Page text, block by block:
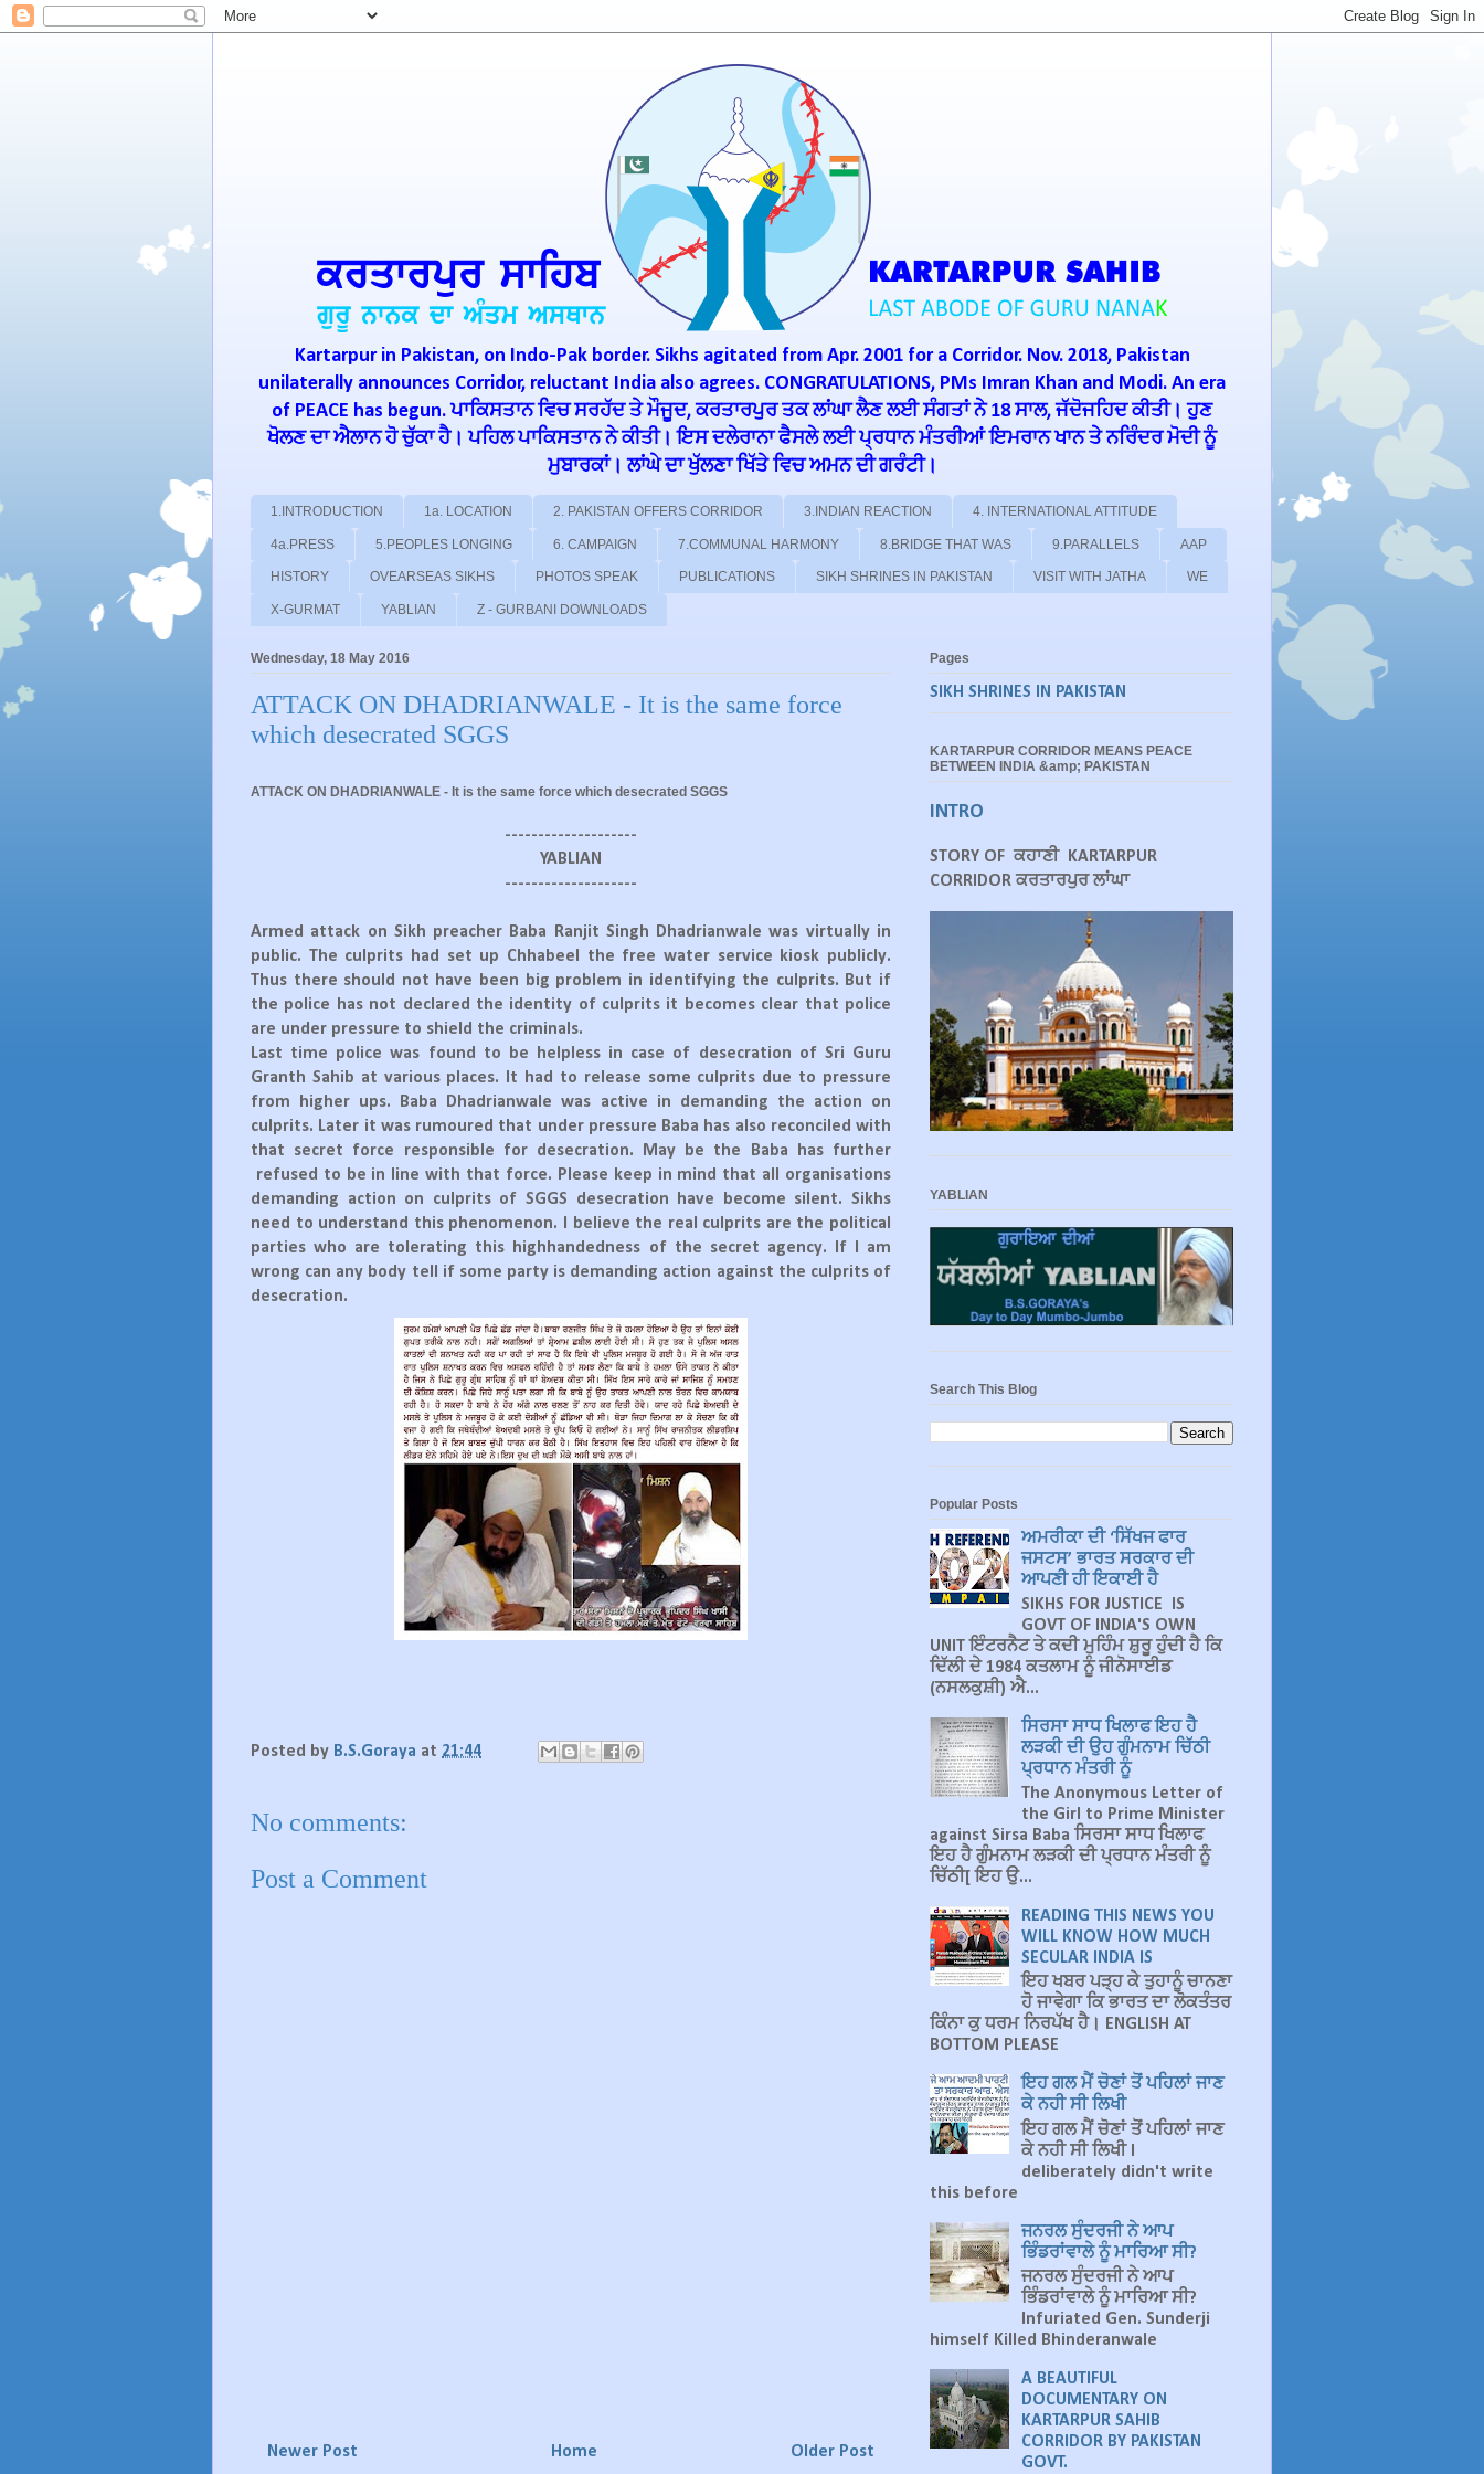
Kartarpur in Pakistan, on Indo-Pak border. Sikhs agitated from Apr. 2001 for a Corridor. Nov. 2018, Pakistan
unilaterally announces Corridor, reluctant India also agrees. CONGRATULATIONS, PMs Imran Khan and Modi. An era
of PEACE has begun. ਪਾਕਿਸਤਾਨ ਵਿਚ ਸਰਹੱਦ ਤੇ ਮੌਜੂਦ, ਕਰਤਾਰਪੁਰ ਤਕ ਲਾਂਘਾ ਲੈਣ ਲਈ ਸੰਗਤਾਂ ਨੇ 18 ਸਾਲ, ਜੱਦੋਜਹਿਦ ਕੀਤੀ। ਹੁਣ
ਖੋਲਣ ਦਾ ਐਲਾਨ ਹੋ ਚੁੱਕਾ ਹੈ। ਪਹਿਲ ਪਾਕਿਸਤਾਨ ਨੇ ਕੀਤੀ। ਇਸ ਦਲੇਰਾਨਾ ਫੈਸਲੇ ਲਈ ਪ੍ਰਧਾਨ ਮੰਤਰੀਆਂ ਇਮਰਾਨ ਖਾਨ ਤੇ ਨਰਿੰਦਰ ਮੋਦੀ ਨੂੰ
ਮੁਬਾਰਕਾਂ। ਲਾਂਘੇ ਦਾ ਖੁੱਲਣਾ ਖਿੱਤੇ ਵਿਚ ਅਮਨ ਦੀ ਗਰੰਟੀ।
1.INTRODUCTION 1a. LOCATION 2. PAKISTAN OFFERS CORRIDOR 3.INDIAN REACTION 4. INTERNATIONAL ATTITUDE
4a.PRESS 5.PEOPLES LONGING 6. CAMPAIGN 7.COMMUNAL HARMONY 8.BRIDGE THAT WAS 9.PARALLELS AAP
HISTORY OVEARSEAS SIKHS PHOTOS SPEAK PUBLICATIONS SIKH SHRINES IN PAKISTAN VISIT WITH JATHA WE
X-GURMAT YABLIAN Z - GURBANI DOWNLOADS
Wednesday, 18 May 2016
ATTACK ON DHADRIANWALE - It is the same force
which desecrated SGGS
ATTACK ON DHADRIANWALE - It is the same force which desecrated SGGS
--------------------
YABLIAN
--------------------
Armed attack on Sikh preacher Baba Ranjit Singh Dhadrianwale was virtually in
public. The culprits had set up Chhabeel the free water service kiosk publicly.
Thus there should not have been big problem in identifying the culprits. But if
the police has not declared the identity of culprits it becomes clear that police
are under pressure to shield the criminals.
Last time police was found to be helpless in case of desecration of Sri Guru
Granth Sahib at various places. It had to release some culprits due to pressure
from higher ups. Baba Dhadrianwale was active in demanding the action on
culprits. Later it was rumoured that under pressure Baba has also reconciled with
that secret force responsible for desecration. May be the Baba has further
refused to be in line with that force. Please keep in mind that all organisations
demanding action on culprits of SGGS desecration have become silent. Sikhs
need to understand this phenomenon. I believe the real culprits are the political
parties who are tolerating this highhandedness of the secret agency. If I am
wrong can any body tell if some party is demanding action against the culprits of
desecration.
Posted by B.S.Goraya at 21:44
No comments:
Post a Comment
Newer Post Older Post
Home
Pages
SIKH SHRINES IN PAKISTAN
KARTARPUR CORRIDOR MEANS PEACE
BETWEEN INDIA &amp; PAKISTAN
INTRO
STORY OF ਕਹਾਣੀ KARTARPUR
CORRIDOR ਕਰਤਾਰਪੁਰ ਲਾਂਘਾ
YABLIAN
Search This Blog
Popular Posts
ਅਮਰੀਕਾ ਦੀ ‘ਸਿੱਖਜ ਫਾਰ
ਜਸਟਸ’ ਭਾਰਤ ਸਰਕਾਰ ਦੀ
ਆਪਣੀ ਹੀ ਇਕਾਈ ਹੈ
SIKHS FOR JUSTICE IS
GOVT OF INDIA'S OWN
UNIT ਇੰਟਰਨੈਟ ਤੇ ਕਦੀ ਮੁਹਿੰਮ ਸ਼ੁਰੂ ਹੁੰਦੀ ਹੈ ਕਿ
ਦਿੱਲੀ ਦੇ 1984 ਕਤਲਾਮ ਨੂੰ ਜੀਨੋਸਾਈਡ
(ਨਸਲਕੁਸ਼ੀ) ਐ...
ਸਿਰਸਾ ਸਾਧ ਖਿਲਾਫ ਇਹ ਹੈ
ਲੜਕੀ ਦੀ ਉਹ ਗੁੰਮਨਾਮ ਚਿੱਠੀ
ਪ੍ਰਧਾਨ ਮੰਤਰੀ ਨੂੰ
The Anonymous Letter of
the Girl to Prime Minister
against Sirsa Baba ਸਿਰਸਾ ਸਾਧ ਖਿਲਾਫ
ਇਹ ਹੈ ਗੁੰਮਨਾਮ ਲੜਕੀ ਦੀ ਪ੍ਰਧਾਨ ਮੰਤਰੀ ਨੂੰ
ਚਿੱਠੀ[ ਇਹ ਉ...
READING THIS NEWS YOU
WILL KNOW HOW MUCH
SECULAR INDIA IS
ਇਹ ਖਬਰ ਪੜ੍ਹ ਕੇ ਤੁਹਾਨੂੰ ਚਾਨਣਾ
ਹੋ ਜਾਵੇਗਾ ਕਿ ਭਾਰਤ ਦਾ ਲੋਕਤੰਤਰ
ਕਿੰਨਾ ਕੁ ਧਰਮ ਨਿਰਪੱਖ ਹੈ। ENGLISH AT
BOTTOM PLEASE
ਇਹ ਗਲ ਮੈਂ ਚੋਣਾਂ ਤੋਂ ਪਹਿਲਾਂ ਜਾਣ
ਕੇ ਨਹੀ ਸੀ ਲਿਖੀ
ਇਹ ਗਲ ਮੈਂ ਚੋਣਾਂ ਤੋਂ ਪਹਿਲਾਂ ਜਾਣ
ਕੇ ਨਹੀ ਸੀ ਲਿਖੀ I
deliberately didn't write
this before
ਜਨਰਲ ਸੁੰਦਰਜੀ ਨੇ ਆਪ
ਭਿੰਡਰਾਂਵਾਲੇ ਨੂੰ ਮਾਰਿਆ ਸੀ?
ਜਨਰਲ ਸੁੰਦਰਜੀ ਨੇ ਆਪ
ਭਿੰਡਰਾਂਵਾਲੇ ਨੂੰ ਮਾਰਿਆ ਸੀ?
Infuriated Gen. Sunderji
himself Killed Bhinderanwale
A BEAUTIFUL
DOCUMENTARY ON
KARTARPUR SAHIB
CORRIDOR BY PAKISTAN
GOVT.